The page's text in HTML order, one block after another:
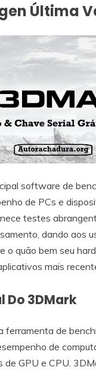
Última
software de
de PCs e
testes
dando aos
o quão bem seu
mais
Do 3DMark
ferramenta de
de
de GPU e CPU.